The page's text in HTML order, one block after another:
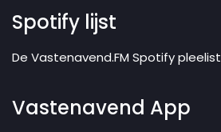
Spotify lijst
De Vastenavend.FM Spotify pleelist
Vastenavend App